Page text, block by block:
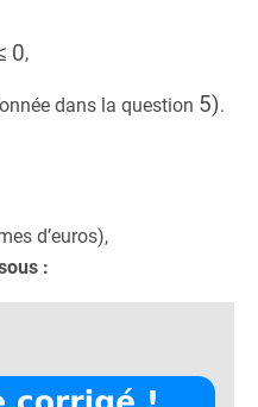
0,
dans la question 5).
d’euros),
: